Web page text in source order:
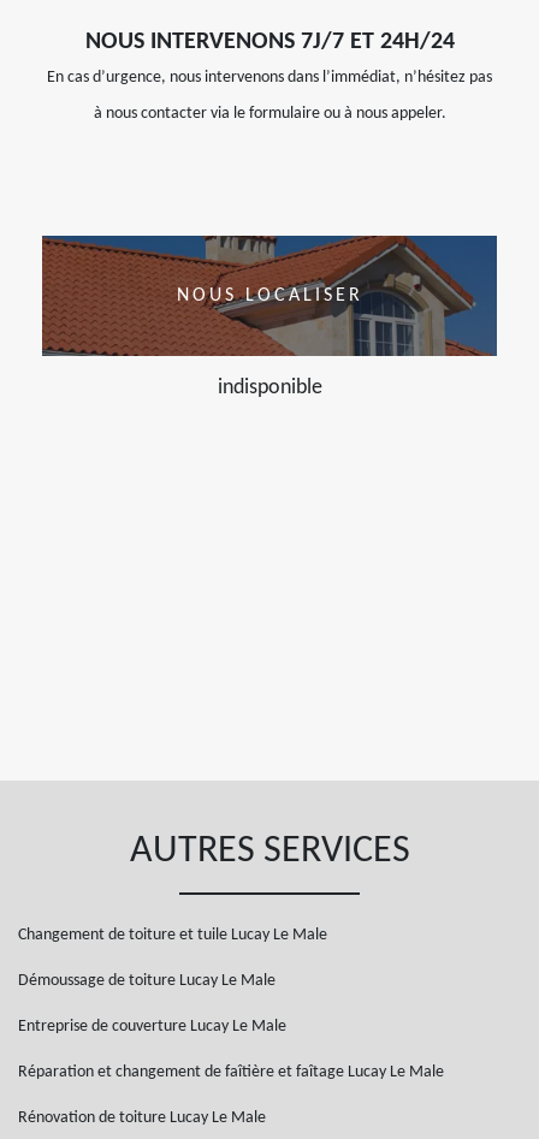
NOUS INTERVENONS 7J/7 ET 24H/24
En cas d’urgence, nous intervenons dans l’immédiat, n’hésitez pas
à nous contacter via le formulaire ou à nous appeler.
NOUS LOCALISER
indisponible
AUTRES SERVICES
Changement de toiture et tuile Lucay Le Male
Démoussage de toiture Lucay Le Male
Entreprise de couverture Lucay Le Male
Réparation et changement de faîtière et faîtage Lucay Le Male
Rénovation de toiture Lucay Le Male